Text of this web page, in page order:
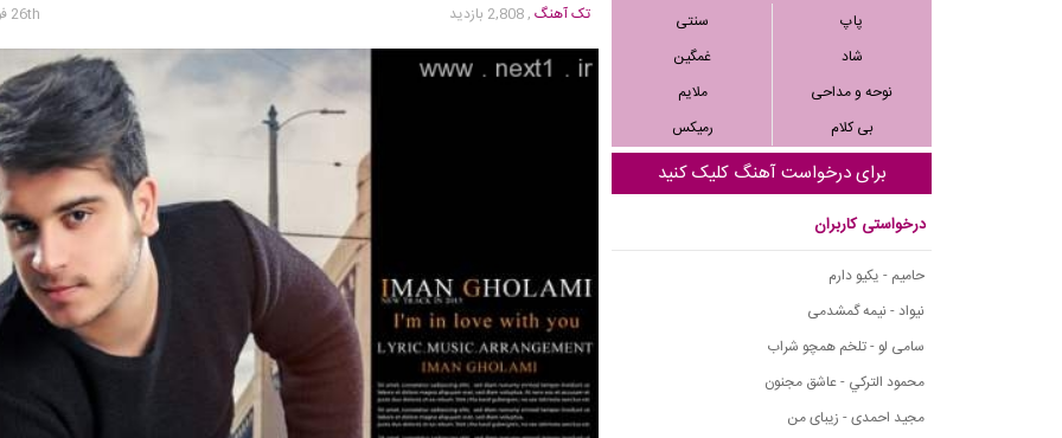
پاپ
سنتی
شاد
غمگین
نوحه و مداحی
ملایم
بی کلام
رمیکس
برای درخواست آهنگ کلیک کنید
درخواستی کاربران
حامیم - یکیو دارم
نیواد - نیمه گمشدمی
سامی لو - تلخم همچو شراب
محمود التركي - عاشق مجنون
مجید احمدی - زیبای من
تک آهنگ, 2,808 بازدید 26th فوریه 2015